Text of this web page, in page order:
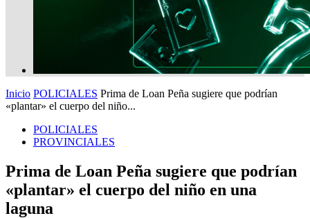
Inicio POLICIALES Prima de Loan Peña sugiere que podrían
«plantar» el cuerpo del niño...
POLICIALES
PROVINCIALES
Prima de Loan Peña sugiere que podrían
«plantar» el cuerpo del niño en una
laguna